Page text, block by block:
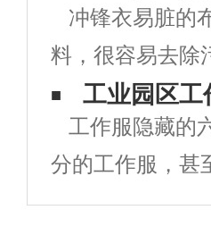
应的制服，这些
前都须统一着装
如此，都有统一
市、银行、酒
冲锋衣易脏的
料，很容易去除
洗涤，应该尽量
洗。冲锋衣的
防水涂层+接缝
实现防风、防水
工业园区工
工作服隐藏的
分的工作服，甚
万的广告费！当